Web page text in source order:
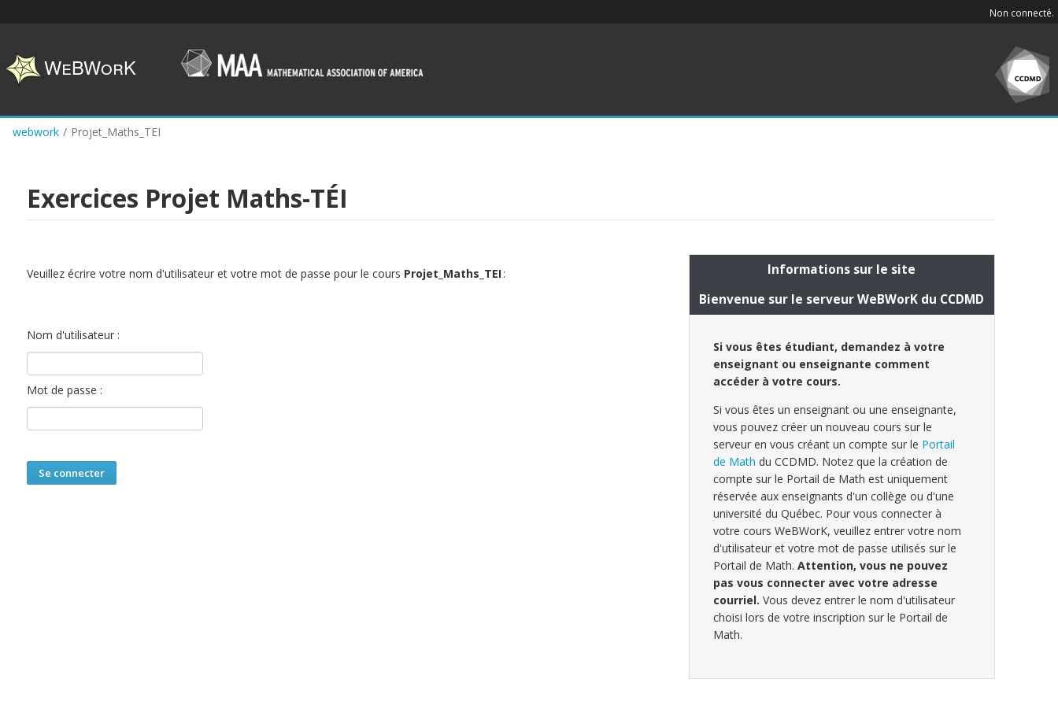
content
Non connecté.
webwork / Projet_Maths_TEI
Exercices Projet Maths-TÉI
Veuillez écrire votre nom d'utilisateur et votre mot de passe pour le cours Projet_Maths_TEI:
Nom d'utilisateur :
Mot de passe :
Informations sur le site
Bienvenue sur le serveur WeBWorK du CCDMD
Si vous êtes étudiant, demandez à votre
enseignant ou enseignante comment
accéder à votre cours.
Si vous êtes un enseignant ou une enseignante,
vous pouvez créer un nouveau cours sur le
serveur en vous créant un compte sur le Portail
de Math du CCDMD. Notez que la création de
compte sur le Portail de Math est uniquement
réservée aux enseignants d'un collège ou d'une
université du Québec. Pour vous connecter à
votre cours WeBWorK, veuillez entrer votre nom
d'utilisateur et votre mot de passe utilisés sur le
Portail de Math. Attention, vous ne pouvez
pas vous connecter avec votre adresse
courriel. Vous devez entrer le nom d'utilisateur
choisi lors de votre inscription sur le Portail de
Math.